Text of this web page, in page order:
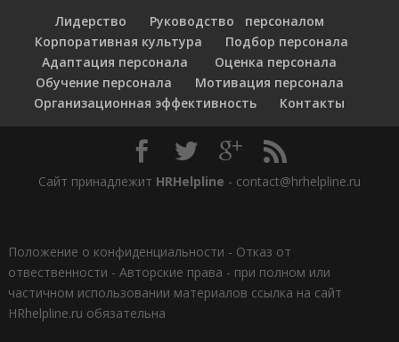
Лидерство
Руководство персоналом
Корпоративная культура
Подбор персонала
Адаптация персонала
Оценка персонала
Обучение персонала
Мотивация персонала
Организационная эффективность
Контакты
Сайт принадлежит HRHelpline - contact@hrhelpline.ru
Положение о конфиденциальности - Отказ от
отвественности - Авторские права - при полном или
частичном использовании материалов ссылка на сайт
HRhelpline.ru обязательна